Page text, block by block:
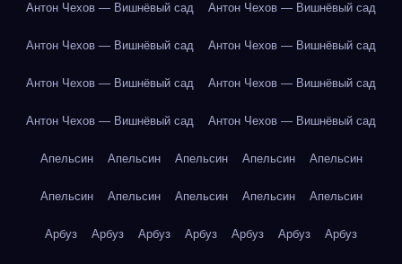
Антон Чехов — Вишнёвый сад Антон Чехов — Вишнёвый сад
Антон Чехов — Вишнёвый сад Антон Чехов — Вишнёвый сад
Антон Чехов — Вишнёвый сад Антон Чехов — Вишнёвый сад
Антон Чехов — Вишнёвый сад Антон Чехов — Вишнёвый сад
Апельсин Апельсин Апельсин Апельсин Апельсин
Апельсин Апельсин Апельсин Апельсин Апельсин
Арбуз Арбуз Арбуз Арбуз Арбуз Арбуз Арбуз